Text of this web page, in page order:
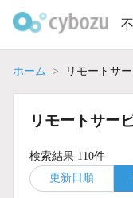
ホーム リモートサ
リモートサー
検索結果 110件
更新日順